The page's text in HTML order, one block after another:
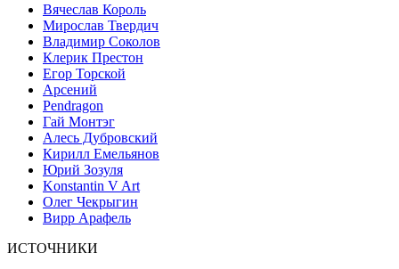
Вячеслав Король
Мирослав Твердич
Владимир Соколов
Клерик Престон
Егор Topской
Арсений
Pendragon
Гай Монтэг
Алесь Дубровский
Кирилл Емельянов
Юрий Зозуля
Konstantin V Art
Олег Чекрыгин
Вирр Арафель
ИСТОЧНИКИ